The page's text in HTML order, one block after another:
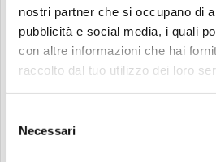
nostri partner che si occupano di
pubblicità e social media, i quali
con altre informazioni che hai
raccolto dal tuo utilizzo dei loro
delNecessari
Disponibile
Yamaha
Yamaha ss740a
Peso medio, gambe a una
staffa, piedini di gomma